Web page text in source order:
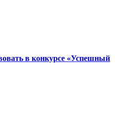
в конкурсе «Успешный